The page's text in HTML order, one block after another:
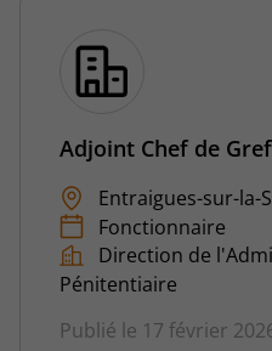
Adjoint Chef de
Entraigues-sur-la-
Fonctionnaire
Direction de
Pénitentiaire
Publié le 17 février